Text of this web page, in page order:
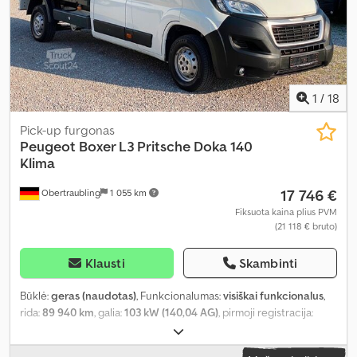
pilna techninės priežiūros istorija, priekabos jungtis,
sunkvežimio registracija, vairo stiprintuvas
1 / 18
Obertraubling 1 055 km
Pick-up furgonas
Peugeot Boxer L3 Pritsche Doka 140
Klima
17 746 €
Fiksuota kaina plius PVM
(21 118 € bruto)
Klausti Skambinti
Būklė:geras (naudotas), Funkcionalumas:visiškai funkcionalus,
rida:89 940 km, galia:103 kW (140,04 AG), pirmoji registracija:
, tuščias svoris:
leistinas svoris:1 315 kg, bendras svoris:3 500 kg, kita apžiūra